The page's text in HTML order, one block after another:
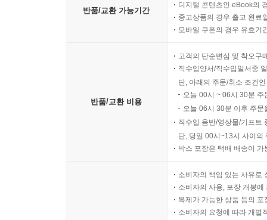
반품/교환 가능기간
디지털 콘텐츠인 eBook의
중고상품의 경우 출고 완료
모바일 쿠폰의 경우 유효기
반품/교환 비용
고객의 단순변심 및 착오구
직수입양서/직수입일서중
단, 아래의 주문/취소 조건
오늘 00시 ~ 06시 30분
오늘 06시 30분 이후 주
직수입 음반/영상물/기프트
단, 당일 00시~13시 사이의
박스 포장은 택배 배송이
소비자의 책임 있는 사유로
소비자의 사용, 포장 개봉
복제가 가능한 상품 등의
소비자의 요청에 따라 개별